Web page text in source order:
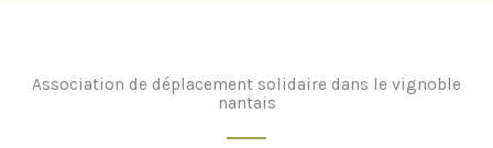
Association de déplacement solidaire dans le vignoble
nantais